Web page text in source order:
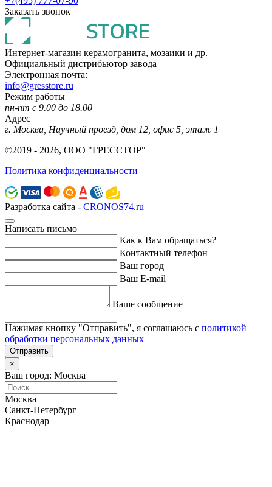
Заказать звонок
Интернет-магазин керамогранита, мозаики и др.
Официальный дистрибьютор завода
Электронная почта:
info@gresstore.ru
Режим работы
пн-пт с 9.00 до 18.00
Адрес
г. Москва, Научный проезд, дом 12, офис 5, этаж 1
©2019 - 2026, ООО "ГРЕССТОР"
Политика конфиденциальности
Разработка сайта - CRONOS74.ru
Написать письмо
Как к Вам обращаться?
Контактный телефон
Ваш город
Ваш E-mail
Ваше сообщение
Нажимая кнопку "Отправить", я соглашаюсь с политикой
обработки персональных данных
Отправить
×
Ваш город: Москва
Москва
Санкт-Петербург
Краснодар